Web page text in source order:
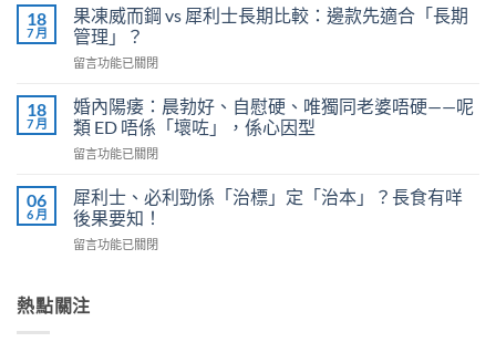
劑
量
是
多
完
整
南：
港
男
性
的
正
利
勁
有
效
4
個
信
號
我
評
＋
用
18
7 月
果凍威而鋼 vs 犀利士長期比較：邊款先適合「長期
管理」？
在
凍
威
而
鋼
犀
利
士
長
較：
留言功能已關閉
18
7 月
婚內陽痿：晨勃好、自慰硬、唯獨同老婆唔硬——呢
類 ED 唔係「壞咗」，係心因型
在
內
陽
痿：
晨
自
留言功能已關閉
06
6 月
犀利士、必利勁係「治標」定「治本」？長食有咩
後果要知！
在
士、
必
留言功能已關閉
熱點關注